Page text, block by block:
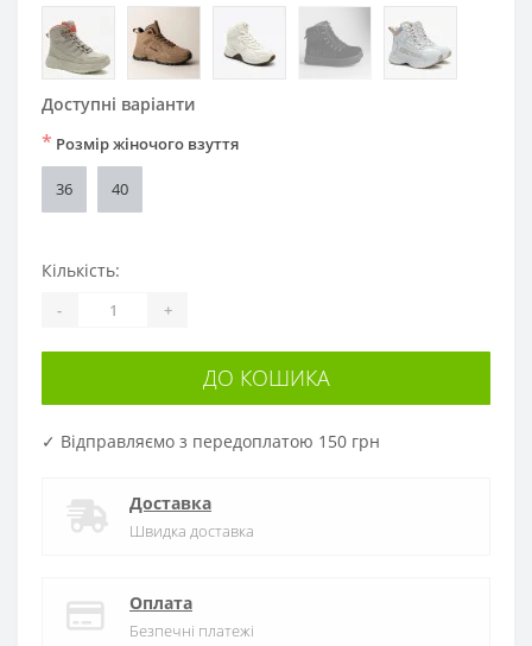
Доступні варіанти
* Розмір жіночого взуття
36 40
Кількість:
- +
ДО КОШИКА
✓ Відправляємо з передоплатою 150 грн
Доставка
Швидка доставка
Оплата
Безпечні платежі